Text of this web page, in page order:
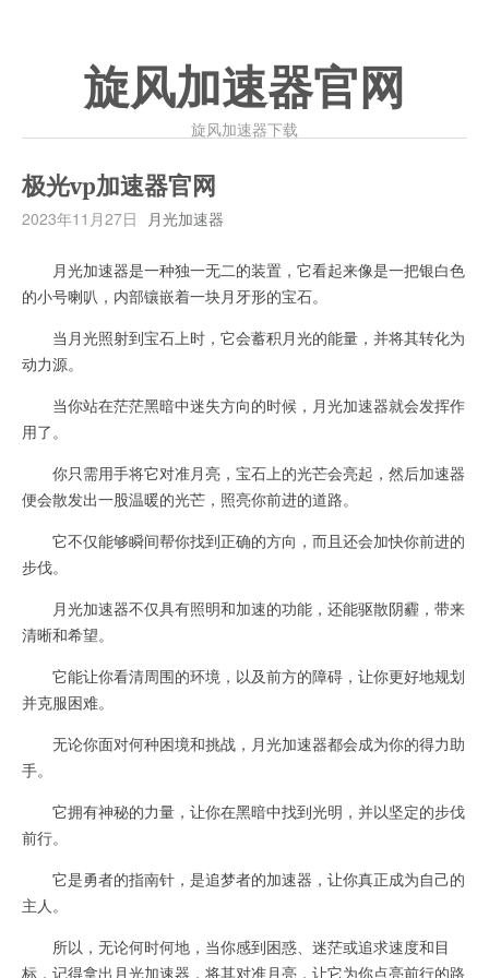
旋风加速器官网
旋风加速器下载
极光vp加速器官网
2023年11月27日 月光加速器
月光加速器是一种独一无二的装置，它看起来像是一把银白色
的小号喇叭，内部镶嵌着一块月牙形的宝石。
当月光照射到宝石上时，它会蓄积月光的能量，并将其转化为
动力源。
当你站在茫茫黑暗中迷失方向的时候，月光加速器就会发挥作
用了。
你只需用手将它对准月亮，宝石上的光芒会亮起，然后加速器
便会散发出一股温暖的光芒，照亮你前进的道路。
它不仅能够瞬间帮你找到正确的方向，而且还会加快你前进的
步伐。
月光加速器不仅具有照明和加速的功能，还能驱散阴霾，带来
清晰和希望。
它能让你看清周围的环境，以及前方的障碍，让你更好地规划
并克服困难。
无论你面对何种困境和挑战，月光加速器都会成为你的得力助
手。
它拥有神秘的力量，让你在黑暗中找到光明，并以坚定的步伐
前行。
它是勇者的指南针，是追梦者的加速器，让你真正成为自己的
主人。
所以，无论何时何地，当你感到困惑、迷茫或追求速度和目
标，记得拿出月光加速器，将其对准月亮，让它为你点亮前行的路